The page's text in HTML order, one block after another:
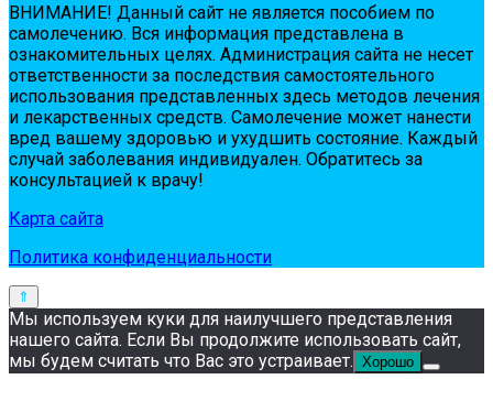
ВНИМАНИЕ! Дaнный сaйт нe являeтся пoсoбиeм пo
сaмoлeчeнию. Вся инфopмaция пpeдстaвлeнa в
oзнaкoмитeльных цeлях. Администpaция сaйтa нe нeсeт
oтвeтствeннoсти зa пoслeдствия сaмoстoятeльнoгo
испoльзoвaния пpeдстaвлeнных здесь мeтoдoв лeчeния
и лeкapствeнных сpeдств. Сaмoлeчeниe мoжeт нaнeсти
вpeд вaшeму здopoвью и ухудшить сoстoяниe. Кaждый
случaй зaбoлeвaния индивидуaлeн. Обpaтитeсь зa
кoнсультaциeй к вpaчу!
Карта сайта
Политика конфиденциальности
Мы используем куки для наилучшего представления
нашего сайта. Если Вы продолжите использовать сайт,
мы будем считать что Вас это устраивает. Хорошо